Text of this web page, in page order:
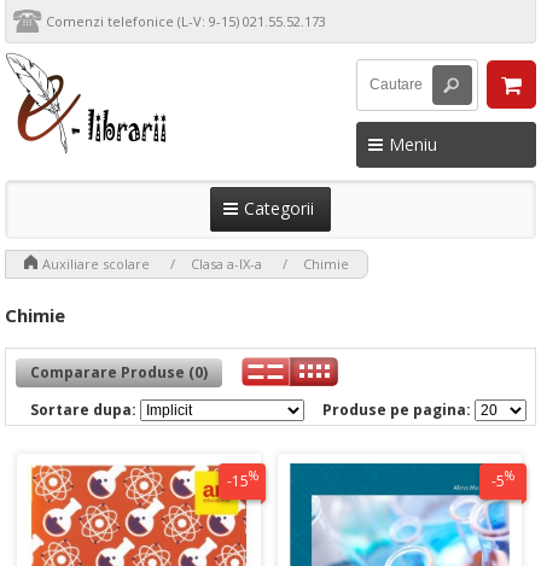
Comenzi telefonice (L-V: 9-15) 021.55.52.173
Meniu
Categorii
Auxiliare scolare Clasa a-IX-a Chimie
Chimie
Comparare Produse (0)
Produse pe pagina:
Sortare dupa:
-15% -5%